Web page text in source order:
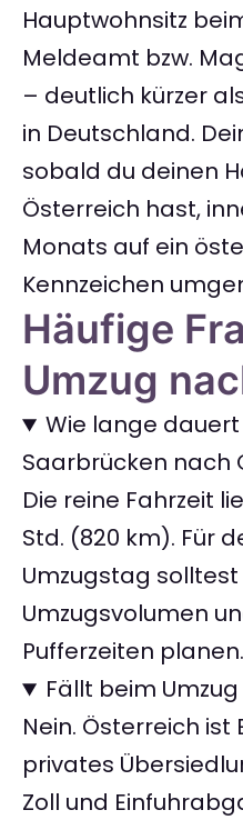
Hauptwohnsitz
Meldeamt bzw.
– deutlich kürzer
in Deutschland.
sobald du deinen
Österreich hast,
Monats auf ein
Kennzeichen
Häufige
Umzug
Wie lange dauert
Saarbrücken nach
Die reine Fahrzeit
Std. (820 km). Für
Umzugstag
Umzugsvolumen
Pufferzeiten planen.
Fällt beim
Nein. Österreich ist
privates
Zoll und